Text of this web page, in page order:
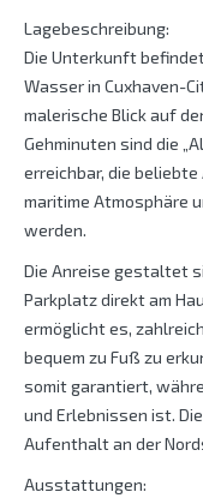
Lagebeschreibung:
Die Unterkunft
Wasser in Cuxhaven-
malerische Blick auf
Gehminuten sind die
erreichbar, die
maritime Atmosphäre
werden.
Die Anreise gestaltet
Parkplatz direkt am
ermöglicht es,
bequem zu Fuß zu
somit garantiert,
und Erlebnissen ist.
Aufenthalt an der
Ausstattungen: